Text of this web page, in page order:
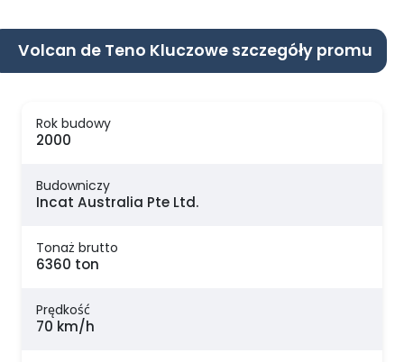
Volcan de Teno Kluczowe szczegóły promu
Rok budowy
2000
Budowniczy
Incat Australia Pte Ltd.
Tonaż brutto
6360 ton
Prędkość
70 km/h